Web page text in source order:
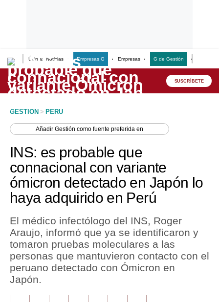
Últimas Noticias Empresas G Empresas G de Gestión
Lo último
Peru Quiosco
Economía
Mercados
Perú
Política
Tu Dinero
Finanzas Personales
Inmobiliarias
Plus G
SUSCRÍBETE
GESTION > PERU
AñadirGestión como fuente preferida en
INS: es probable que
connacional con variante
ómicron detectado en Japón lo
haya adquirido en Perú
El médico infectólogo del INS, Roger
Araujo, informó que ya se identificaron y
tomaron pruebas moleculares a las
personas que mantuvieron contacto con el
peruano detectado con Ómicron en
Japón.